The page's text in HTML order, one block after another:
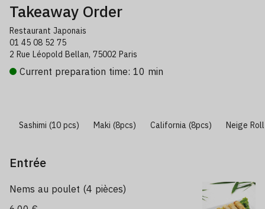
Takeaway Order
Restaurant Japonais
01 45 08 52 75
2 Rue Léopold Bellan, 75002 Paris
Current preparation time: 10 min
Sashimi (10 pcs) Maki (8pcs) California (8pcs) Neige
Entrée
Nems au poulet (4 pièces)